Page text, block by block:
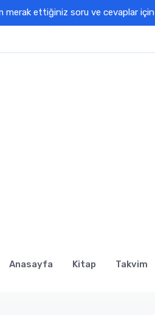
merak ettiğiniz soru ve cevaplar için
Anasayfa Kitap Takvim